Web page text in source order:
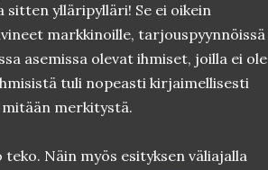
sitten ylläripylläri! Se ei oikein
markkinoille, tarjouspyynnöissä
asemissa olevat ihmiset, joilla ei ole
tuli nopeasti kirjaimellisesti
mitään merkitystä.
Näin myös esityksen väliajalla